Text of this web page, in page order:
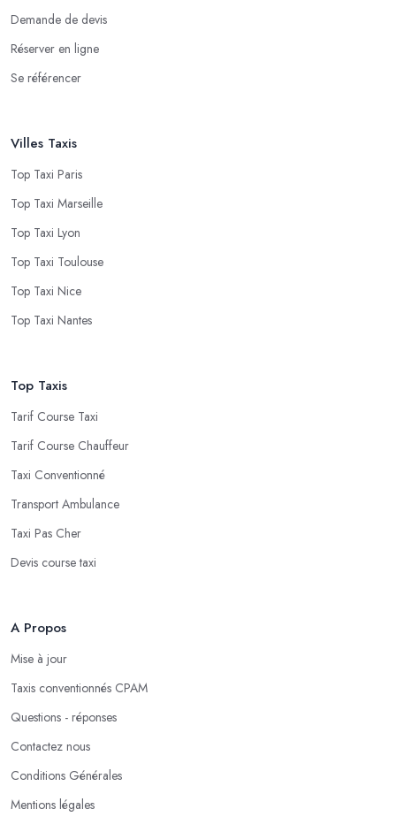
Demande de devis
Réserver en ligne
Se référencer
Villes Taxis
Top Taxi Paris
Top Taxi Marseille
Top Taxi Lyon
Top Taxi Toulouse
Top Taxi Nice
Top Taxi Nantes
Top Taxis
Tarif Course Taxi
Tarif Course Chauffeur
Taxi Conventionné
Transport Ambulance
Taxi Pas Cher
Devis course taxi
A Propos
Mise à jour
Taxis conventionnés CPAM
Questions - réponses
Contactez nous
Conditions Générales
Mentions légales